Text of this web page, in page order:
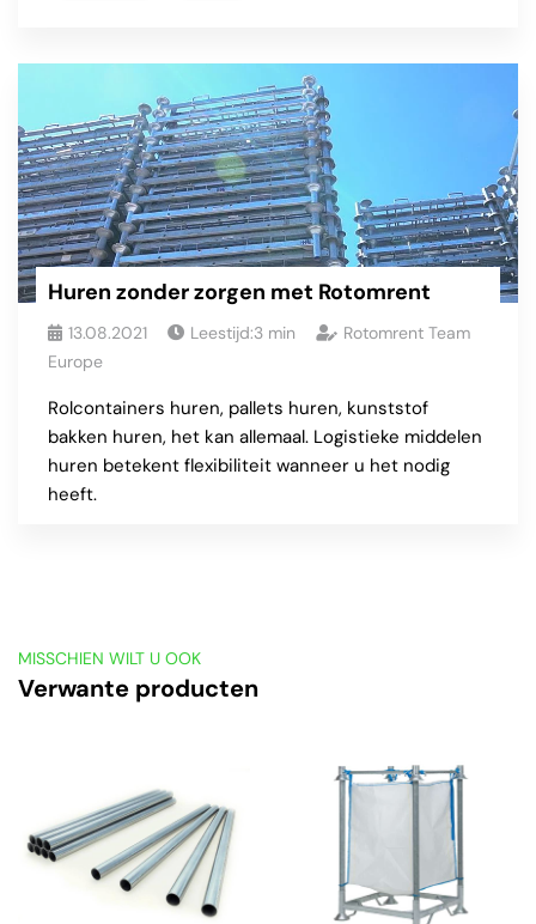
Huren zonder zorgen met Rotomrent
13.08.2021 Leestijd:3 min
Rotomrent Team
Europe
Rolcontainers huren, pallets huren, kunststof
bakken huren, het kan allemaal. Logistieke middelen
huren betekent flexibiliteit wanneer u het nodig
heeft.
MISSCHIEN WILT U OOK
Verwante producten